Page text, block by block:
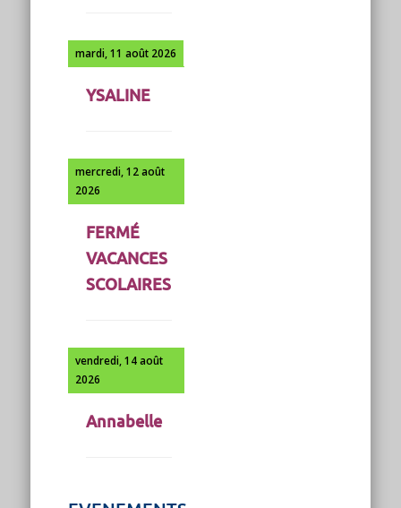
mardi, 11 août 2026
YSALINE
mercredi, 12 août
2026
FERMÉ
VACANCES
SCOLAIRES
vendredi, 14 août
2026
Annabelle